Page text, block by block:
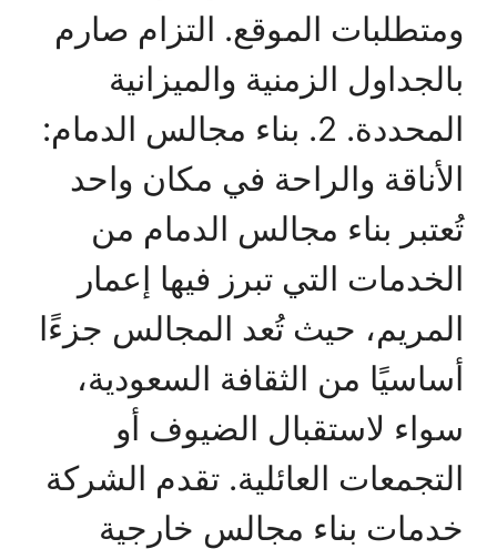
ومتطلبات الموقع. التزام صارم
بالجداول الزمنية والميزانية
المحددة. 2. بناء مجالس الدمام:
الأناقة والراحة في مكان واحد
تُعتبر بناء مجالس الدمام من
الخدمات التي تبرز فيها إعمار
المريم، حيث تُعد المجالس جزءًا
أساسيًا من الثقافة السعودية،
سواء لاستقبال الضيوف أو
التجمعات العائلية. تقدم الشركة
خدمات بناء مجالس خارجية